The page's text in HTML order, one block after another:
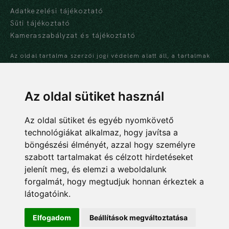
Az oldal sütiket használ
Az oldal sütiket és egyéb nyomkövető
technológiákat alkalmaz, hogy javítsa a
böngészési élményét, azzal hogy személyre
szabott tartalmakat és célzott hirdetéseket
jelenít meg, és elemzi a weboldalunk
forgalmát, hogy megtudjuk honnan érkeztek a
látogatóink.
Elfogadom Beállítások megváltoztatása
Adatkezelési tájékoztató
Süti tájékoztató
Kameraszabályzat és tájékoztató
Az oldal tartalma szerzői jogi védelem alatt áll, a tartalmak
NEMZETI BOTANIKUS KERT
Ökológiai Kutatóközpont
Ökológiai és Botanikai Intézet
2163 Vácrátót, Alkotmány u. 2-4.
06 28 360 122
botanikuskert@ecolres.hu